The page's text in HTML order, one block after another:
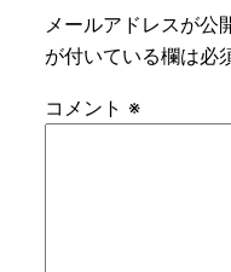
メールアドレスが公
が付いている欄は必
コメント ※